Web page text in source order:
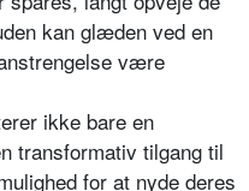
kan glæden ved en
være
ikke bare en
transformativ tilgang til
for at nyde deres